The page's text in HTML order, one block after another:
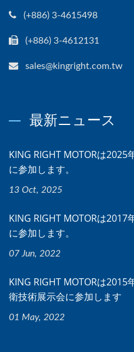
(+886) 3-4615498
(+886) 3-4612131
sales@kingright.com.tw
最新ニュース
KING RIGHT MOTORは
に参加します。
13 Oct, 2025
KING RIGHT MOTORは
に参加します。
07 Jun, 2022
KING RIGHT MOTORは
衛技術展示会に参加します
01 May, 2022